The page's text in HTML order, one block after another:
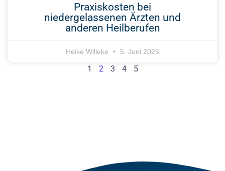
Praxiskosten bei
niedergelassenen Ärzten und
anderen Heilberufen
Heike Willeke 5. Juni 2025
1 2 3 4 5